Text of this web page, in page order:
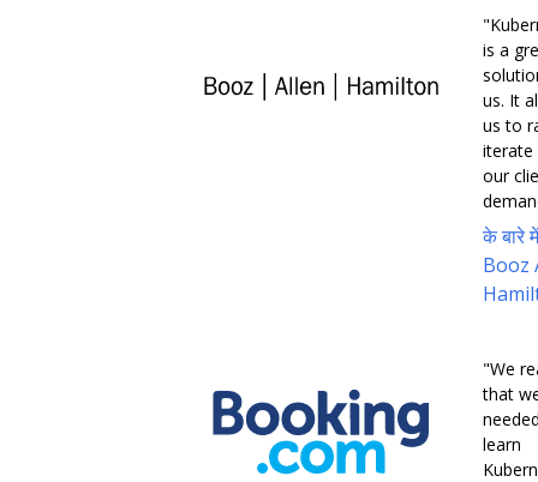
is a
us. It
us to
iterate
our
के बारे
Booz
"We
that
learn